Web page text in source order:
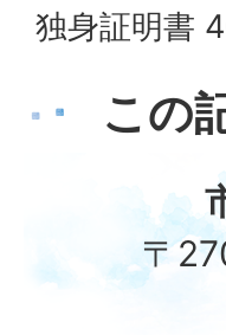
独身証明書
この
〒